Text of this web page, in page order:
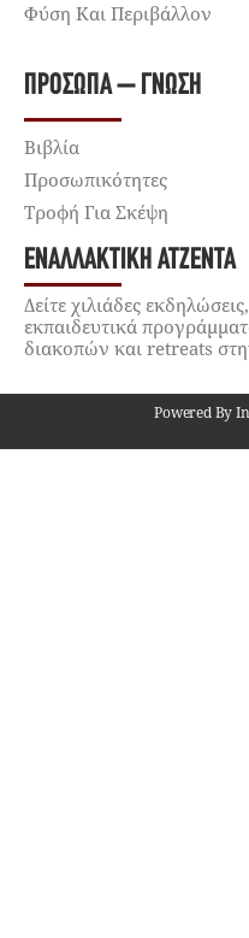
Φύση Και Περιβάλλον
ΠΡΌΣΩΠΑ – ΓΝΏΣΗ
Βιβλία
Προσωπικότητες
Τροφή Για Σκέψη
ΕΝΑΛΛΑΚΤΙΚΉ ΑΤΖΈΝΤΑ
Δείτε χιλιάδες
εκπαιδευτικά
διακοπών και retreats
Powered By